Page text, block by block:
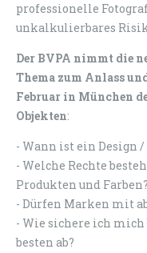
professionelle
unkalkulierbares
Der BVPA nimmt die
Thema zum Anlass
Februar in München
Objekten:
- Wann ist ein Design
- Welche Rechte
Produkten und Farben?
- Dürfen Marken mit
- Wie sichere ich
besten ab?